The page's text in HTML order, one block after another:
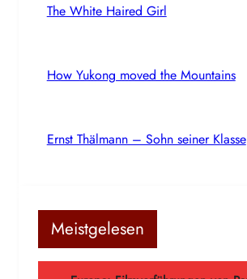
The White Haired Girl
How Yukong moved the Mountains
Ernst Thälmann – Sohn seiner Klasse
Meistgelesen